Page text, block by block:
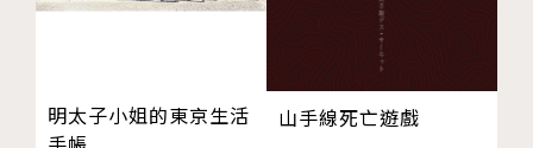
最低限度的日語切中要害。朗誦他的文章時，尤其可以
感受到這種美感。他在作品中寫到，身為表現者，若對
將看不見。」—山本耀司（日本時裝設計師）
明太子小姐的東京生活
山手線死亡遊戲